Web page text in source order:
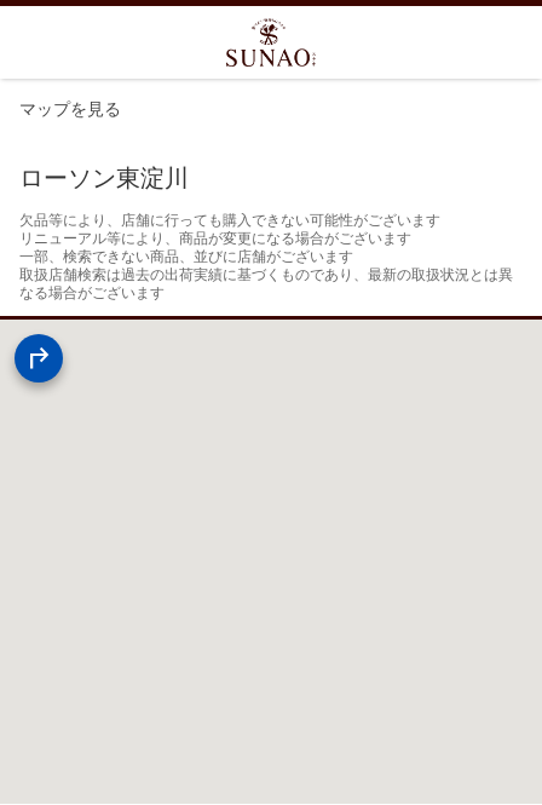
マップを見る
ローソン東淀川
欠品等により、店舗に行っても購入できない可能性がございます
リニューアル等により、商品が変更になる場合がございます
一部、検索できない商品、並びに店舗がございます
取扱店舗検索は過去の出荷実績に基づくものであり、最新の取扱状況とは異
なる場合がございます